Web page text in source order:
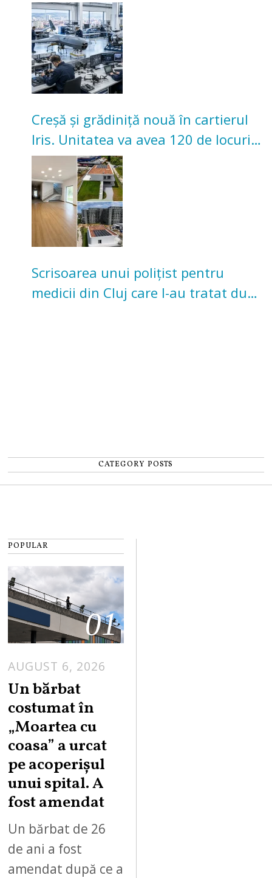
înceapă în toamna acestui an
Creșă și grădiniță nouă în cartierul
Iris. Unitatea va avea 120 de locuri
pentru copii
Scrisoarea unui polițist pentru
medicii din Cluj care l-au tratat după
CATEGORY POSTS
POPULAR
01
AUGUST 6, 2026
Un bărbat
costumat în
„Moartea cu
coasa” a urcat
pe acoperișul
unui spital. A
fost amendat
Un bărbat de 26
de ani a fost
amendat după ce a